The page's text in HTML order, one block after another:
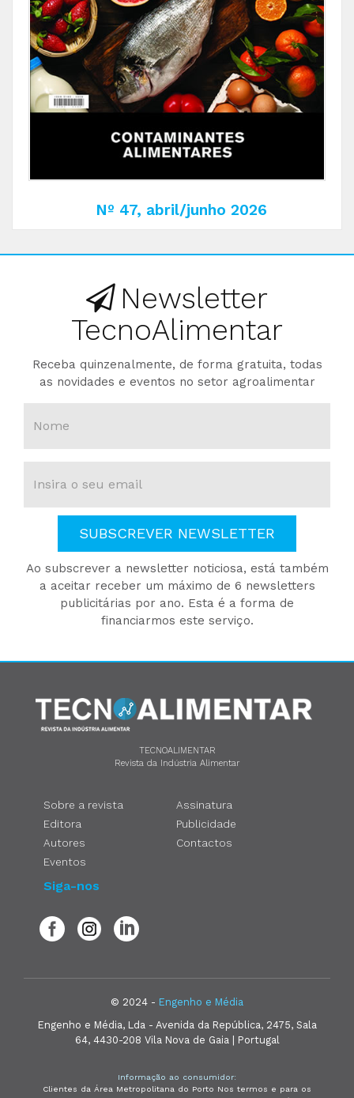
Nº 47, abril/junho 2026
Newsletter
TecnoAlimentar
Receba quinzenalmente, de forma gratuita, todas
as novidades e eventos no setor agroalimentar
SUBSCREVER NEWSLETTER
Ao subscrever a newsletter noticiosa, está também
a aceitar receber um máximo de 6 newsletters
publicitárias por ano. Esta é a forma de
financiarmos este serviço.
TECNOALIMENTAR
Revista da Indústria Alimentar
Sobre a revista
Editora
Autores
Eventos
Assinatura
Publicidade
Contactos
Siga-nos
© 2024 - Engenho e Média
Engenho e Média, Lda - Avenida da República, 2475, Sala
64, 4430-208 Vila Nova de Gaia | Portugal
Informação ao consumidor:
Clientes da Área Metropolitana do Porto Nos termos e para os